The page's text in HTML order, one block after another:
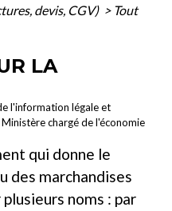
devis, CGV) > Tout
LA
l'information légale et
chargé de l'économie
qui donne le
des marchandises
noms : par